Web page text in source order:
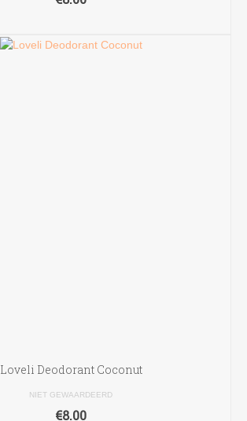
Loveli Deodorant Coconut
NIET GEWAARDEERD
€8.00